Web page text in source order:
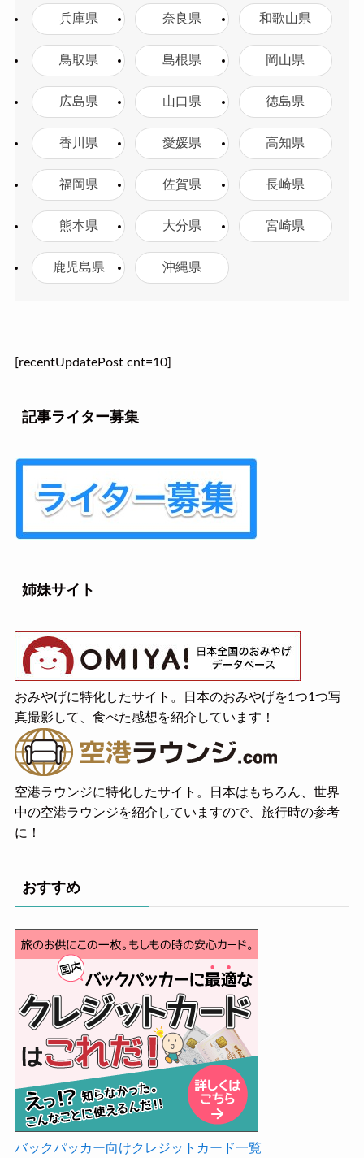
兵庫県 奈良県 和歌山県
鳥取県 島根県 岡山県
広島県 山口県 徳島県
香川県 愛媛県 高知県
福岡県 佐賀県 長崎県
熊本県 大分県 宮崎県
鹿児島県 沖縄県
[recentUpdatePost cnt=10]
記事ライター募集
姉妹サイト
おみやげに特化したサイト。日本のおみやげを1つ1つ写
真撮影して、食べた感想を紹介しています！
空港ラウンジに特化したサイト。日本はもちろん、世界
中の空港ラウンジを紹介していますので、旅行時の参考
に！
おすすめ
バックパッカー向けクレジットカード一覧